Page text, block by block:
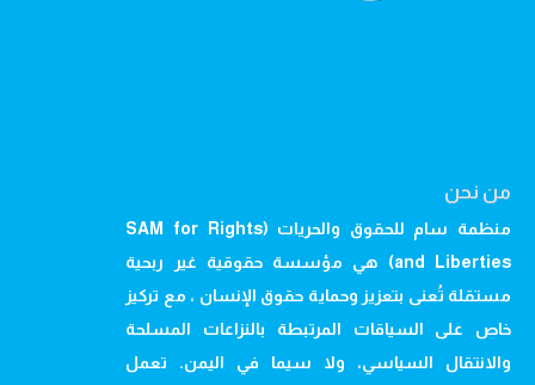
من نحن
منظمة سام للحقوق والحريات (SAM for Rights
and Liberties) هي مؤسسة حقوقية غير ربحية
مستقلة تُعنى بتعزيز وحماية حقوق الإنسان ، مع تركيز
خاص على السياقات المرتبطة بالنزاعات المسلحة
والانتقال السياسي، ولا سيما في اليمن. تعمل